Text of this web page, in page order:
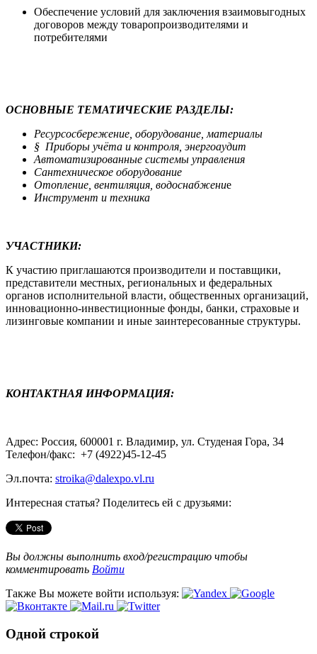
Обеспечение условий для заключения взаимовыгодных
договоров между товаропроизводителями и
потребителями
ОСНОВНЫЕ ТЕМАТИЧЕСКИЕ РАЗДЕЛЫ:
Ресурсосбережение, оборудование, материалы
§ Приборы учёта и контроля, энергоаудит
Автоматизированные системы управления
Сантехническое оборудование
Отопление, вентиляция, водоснабжение
Инструмент и техника
УЧАСТНИКИ:
К участию приглашаются производители и поставщики,
представители местных, региональных и федеральных
органов исполнительной власти, общественных организаций,
инновационно-инвестиционные фонды, банки, страховые и
лизинговые компании и иные заинтересованные структуры.
КОНТАКТНАЯ ИНФОРМАЦИЯ:
Адрес: Россия, 600001 г. Владимир, ул. Студеная Гора, 34
Телефон/факс: +7 (4922)45-12-45
Эл.почта: stroika@dalexpo.vl.ru
Интересная статья? Поделитесь ей с друзьями:
Вы должны выполнить вход/регистрацию чтобы
комментировать Войти
Также Вы можете войти используя:
Одной строкой